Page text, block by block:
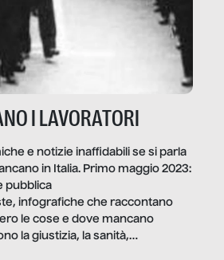
I LAVORATORI
e notizie inaffidabili se si parla
in Italia. Primo maggio 2023:
pubblica
infografiche che raccontano
le cose e dove mancano
la giustizia, la sanità,